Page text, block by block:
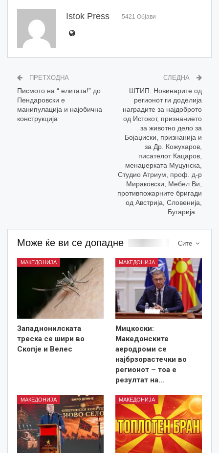
Istok Press 5421 Објави
ПРЕТХОДНА
Писмото на “ елитата!” до
Пендаровски е
манипулација и најобична
конструкција
СЛЕДНА
ШТИП: Новинарите од
регионот ги доделија
наградите за најдоброто
од Истокот, признанието
за животно дело за
Бојаџиски, признанија и
за Др. Кожухаров,
писателот Кацаров,
менаџерката Муцунска,
Студио Атриум, проф. д-р
Мираковски, Мебел Ви,
противпожарните бригади
од Австрија, Словенија,
Бугарија…
Сите
Може ќе ви се допадне
МАКЕДОНИЈА
Западнонилската
треска се шири во
Скопје и Велес
МАКЕДОНИЈА
Мицкоски:
Македонските
аеродроми се
најбрзорастечки во
регионот – тоа е
резултат на…
МАКЕДОНИЈА МАКЕДОНИЈА